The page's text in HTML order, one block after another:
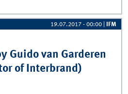
19.07.2017 - 00:00 IFM
Guido van Garderen
of Interbrand)